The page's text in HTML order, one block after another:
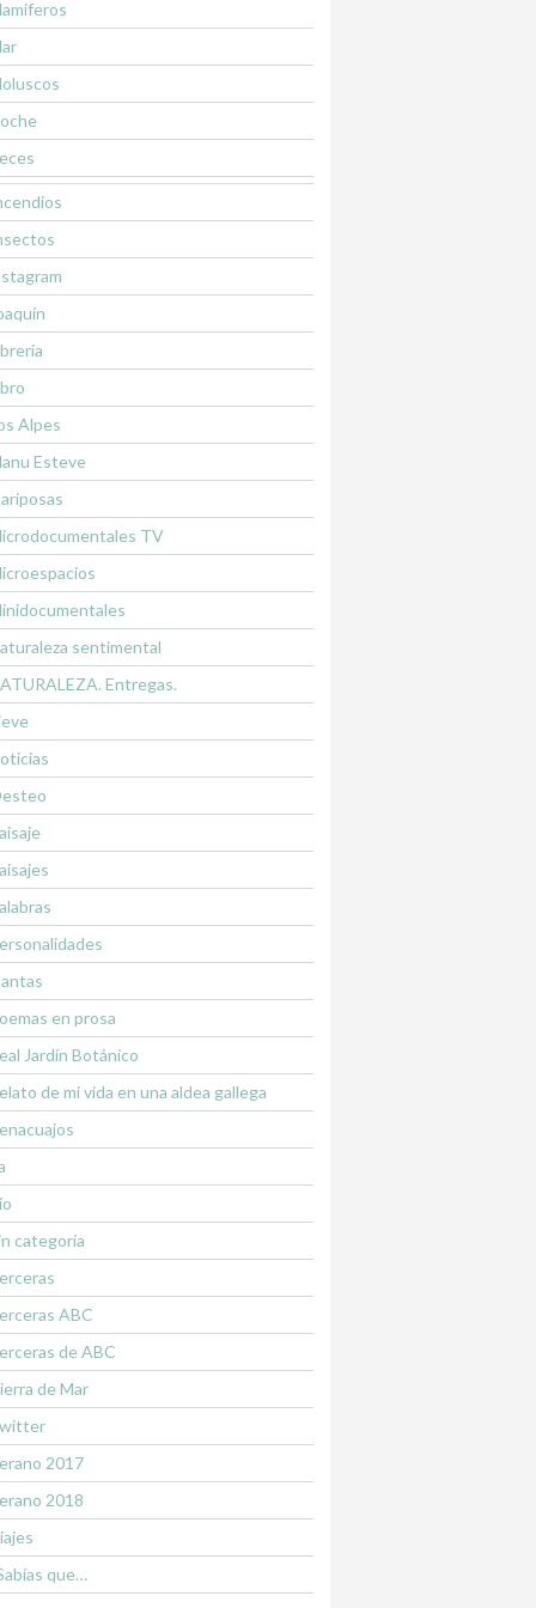
Alpes
Esteve
TV
sentimental
Entregas.
en prosa
Jardín Botánico
de mi vida en una aldea gallega
categoría
ABC
de ABC
de Mar
2017
2018
que…